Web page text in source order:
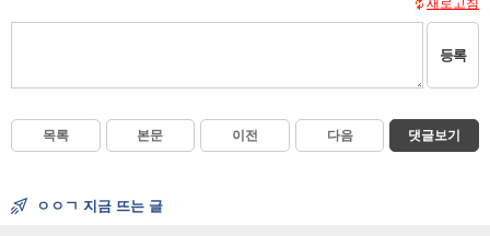
새로고침
등록
목록 본문 이전 다음 댓글보기
ㅇㅇㄱ 지금 뜨는 글